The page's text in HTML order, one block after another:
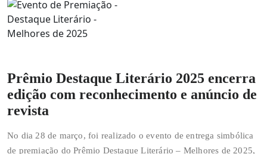
Prêmio Destaque Literário 2025 encerra
edição com reconhecimento e anúncio de
revista
No dia 28 de março, foi realizado o evento de entrega simbólica
de premiação do Prêmio Destaque Literário – Melhores de 2025,